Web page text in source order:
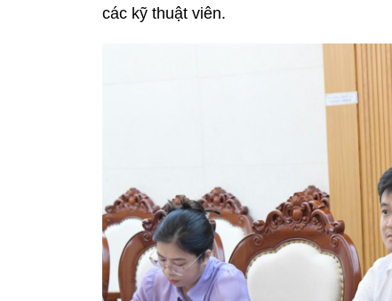
các kỹ thuật viên.